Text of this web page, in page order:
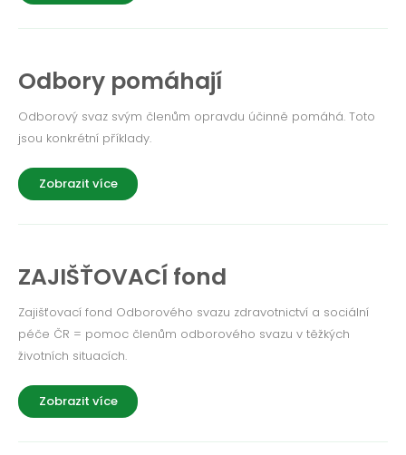
Odbory pomáhají
Odborový svaz svým členům opravdu účinně pomáhá. Toto
jsou konkrétní příklady.
Zobrazit více
ZAJIŠŤOVACÍ fond
Zajišťovací fond Odborového svazu zdravotnictví a sociální
péče ČR = pomoc členům odborového svazu v těžkých
životních situacích.
Zobrazit více